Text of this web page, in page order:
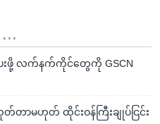
ေးဖို့ လက်နက်ကိုင်တွေကို GSCN
တ်တာမဟုတ် ထိုင်းဝန်ကြီးချုပ်ငြင်း